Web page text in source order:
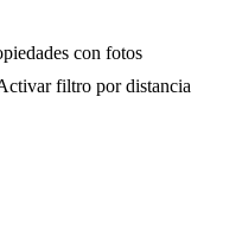
con fotos
filtro por distancia